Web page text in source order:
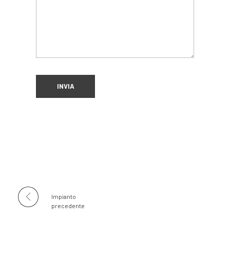
Impianto
precedente